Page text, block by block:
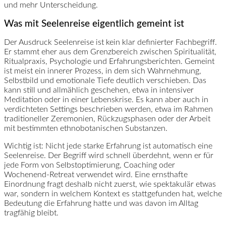
und mehr Unterscheidung.
Was mit Seelenreise eigentlich gemeint ist
Der Ausdruck Seelenreise ist kein klar definierter Fachbegriff.
Er stammt eher aus dem Grenzbereich zwischen Spiritualität,
Ritualpraxis, Psychologie und Erfahrungsberichten. Gemeint
ist meist ein innerer Prozess, in dem sich Wahrnehmung,
Selbstbild und emotionale Tiefe deutlich verschieben. Das
kann still und allmählich geschehen, etwa in intensiver
Meditation oder in einer Lebenskrise. Es kann aber auch in
verdichteten Settings beschrieben werden, etwa im Rahmen
traditioneller Zeremonien, Rückzugsphasen oder der Arbeit
mit bestimmten ethnobotanischen Substanzen.
Wichtig ist: Nicht jede starke Erfahrung ist automatisch eine
Seelenreise. Der Begriff wird schnell überdehnt, wenn er für
jede Form von Selbstoptimierung, Coaching oder
Wochenend-Retreat verwendet wird. Eine ernsthafte
Einordnung fragt deshalb nicht zuerst, wie spektakulär etwas
war, sondern in welchem Kontext es stattgefunden hat, welche
Bedeutung die Erfahrung hatte und was davon im Alltag
tragfähig bleibt.